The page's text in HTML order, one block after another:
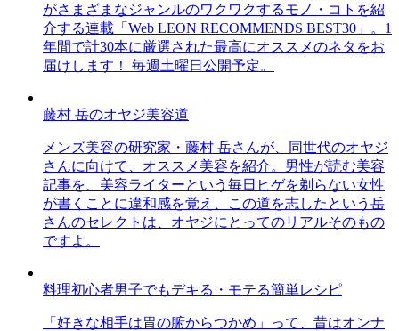
がさまざまなジャンルのワクワクするモノ・コトを紹
介する連載「Web LEON RECOMMENDS BEST30」。1
年間で計30本に厳選された最高にオススメのネタをお
届けします！ 毎週土曜日公開予定。
藤村 岳のオヤジ美容道
メンズ美容の研究家・藤村 岳さんが、同世代のオヤジ
さんに向けて、オススメ美容を紹介。男性が読む美容
記事を、美容ライターという毎日ヒゲを剃らない女性
が書くことに違和感を覚え、この道を志したという岳
さんのセレクトは、オヤジにとってのリアルそのもの
ですよ。
料理初心者男子でもデキる・モテる簡単レシピ
「好きな相手は胃の腑からつかめ」って、昔はオンナ